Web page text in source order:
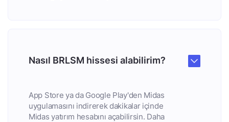
Nasıl BRLSM hissesi alabilirim?
App Store ya da Google Play'den Midas
uygulamasını indirerek dakikalar içinde
Midas yatırım hesabını açabilirsin. Daha